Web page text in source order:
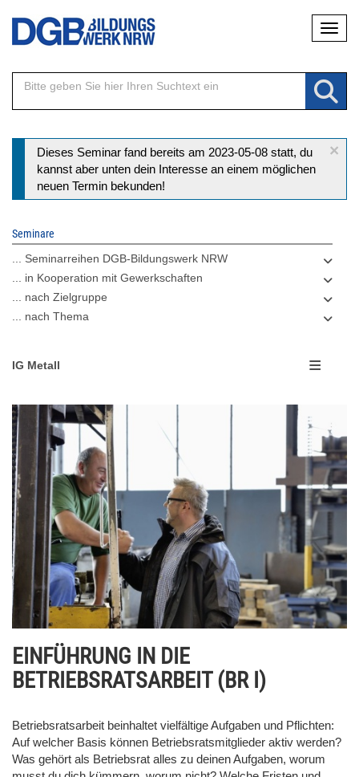
Direkt
Inhalt
×
Statusmeldung
Dieses Seminar fand bereits am 2023-05-08 statt, du
kannst aber unten dein Interesse an einem möglichen
neuen Termin bekunden!
Seminare
... Seminarreihen DGB-Bildungswerk NRW
... in Kooperation mit Gewerkschaften
... nach Zielgruppe
... nach Thema
IG Metall
EINFÜHRUNG IN DIE
BETRIEBSRATSARBEIT (BR I)
Betriebsratsarbeit beinhaltet vielfältige Aufgaben und Pflichten:
Auf welcher Basis können Betriebsratsmitglieder aktiv werden?
Was gehört als Betriebsrat alles zu deinen Aufgaben, worum